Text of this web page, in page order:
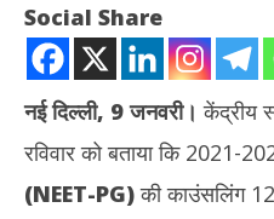
Social Share
नई दिल्ली, 9 जनवरी।केंद्रीय
रविवार को बताया कि 2021-
(NEET-PG)की काउंसलिंग